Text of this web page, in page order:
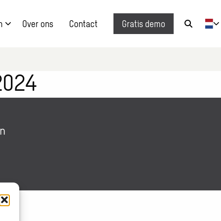
Over ons Contact Gratis demo
Zoek